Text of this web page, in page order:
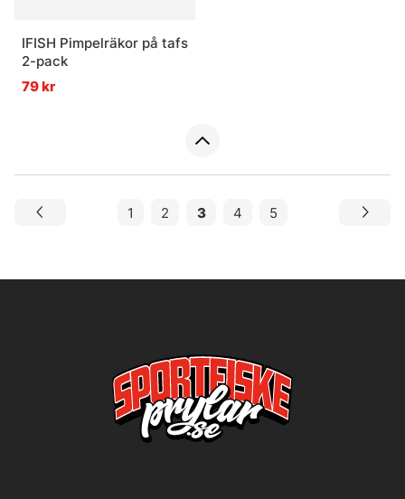
IFISH Pimpelräkor på tafs
2-pack
79 kr
1 2 3 4 5